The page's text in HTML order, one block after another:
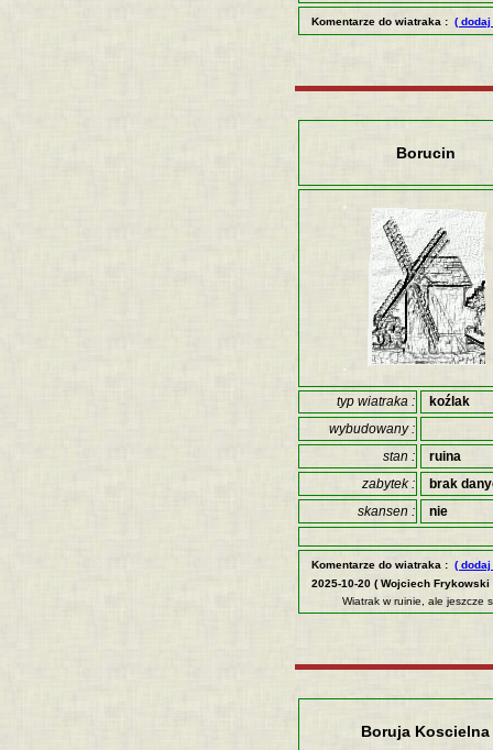
Komentarze do wiatraka : (
Borucin
typ wiatraka :
koźlak
wybudowany :
stan :
ruina
zabytek :
brak
skansen :
nie
Komentarze do wiatraka : (
2025-10-20 ( Wojciech Frykowski
Wiatrak w ruinie, ale jeszcze
Boruja Koscielna